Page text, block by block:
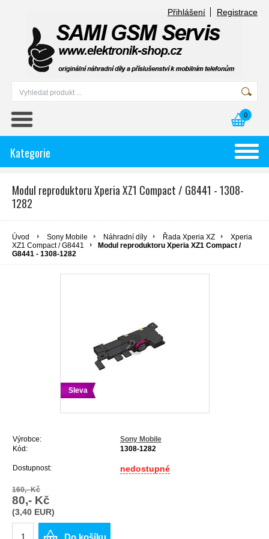
Přihlášení Registrace
0
Kategorie
Modul reproduktoru Xperia XZ1 Compact / G8441 - 1308-
1282
Úvod Sony Mobile Náhradní díly Řada Xperia XZ
Xperia
XZ1 Compact / G8441
Modul reproduktoru Xperia XZ1 Compact /
G8441 - 1308-1282
Sleva
Výrobce:
Sony Mobile
Kód:
1308-1282
Dostupnost: nedostupné
160,- Kč
80,- Kč
(3,40 EUR)
Do košíku